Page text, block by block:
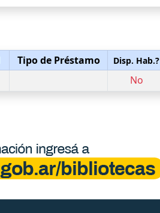
Tipo de Préstamo Disp. Hab.?
No